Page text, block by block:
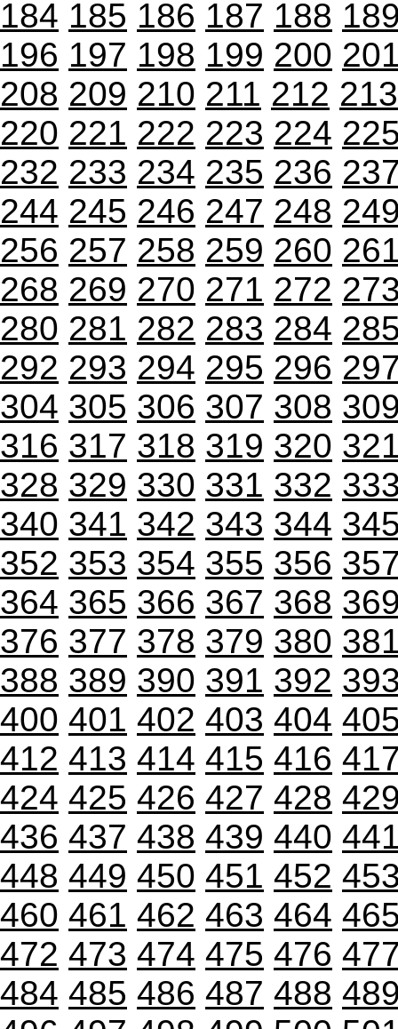
184 185 186 187 188
196 197 198 199 200
208 209 210 211 212 213
220 221 222 223 224
232 233 234 235 236
244 245 246 247 248
256 257 258 259 260
268 269 270 271 272
280 281 282 283 284
292 293 294 295 296
304 305 306 307 308
316 317 318 319 320
328 329 330 331 332
340 341 342 343 344
352 353 354 355 356
364 365 366 367 368
376 377 378 379 380
388 389 390 391 392
400 401 402 403 404
412 413 414 415 416
424 425 426 427 428
436 437 438 439 440
448 449 450 451 452
460 461 462 463 464
472 473 474 475 476
484 485 486 487 488